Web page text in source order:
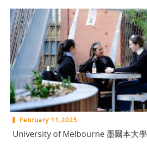
February 11,2025
University of Melbourne 墨爾本大學